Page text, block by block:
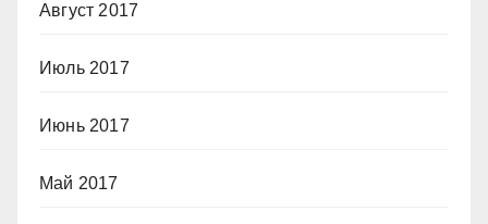
Август 2017
Июль 2017
Июнь 2017
Май 2017